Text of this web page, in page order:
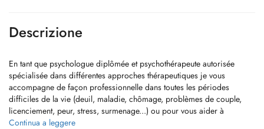
Descrizione
En tant que psychologue diplômée et psychothérapeute autorisée
spécialisée dans différentes approches thérapeutiques je vous
accompagne de façon professionnelle dans toutes les périodes
difficiles de la vie (deuil, maladie, chômage, problèmes de couple,
licenciement, peur, stress, surmenage...) ou pour vous aider à
retrouver votre équilibre émotionnel et votre paix intérieure.
Continua a leggere